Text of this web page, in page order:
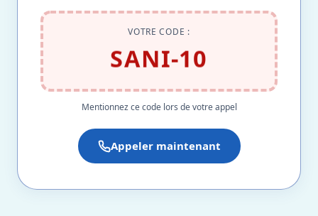
VOTRE CODE :
SANI-10
Mentionnez ce code lors de votre appel
Appeler maintenant